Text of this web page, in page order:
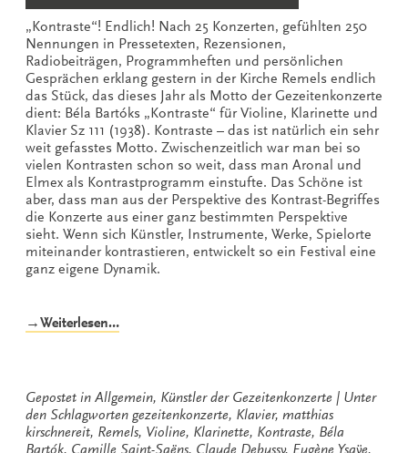
„Kontraste“! Endlich! Nach 25 Konzerten, gefühlten 250
Nennungen in Pressetexten, Rezensionen,
Radiobeiträgen, Programmheften und persönlichen
Gesprächen erklang gestern in der Kirche Remels endlich
das Stück, das dieses Jahr als Motto der Gezeitenkonzerte
dient: Béla Bartóks „Kontraste“ für Violine, Klarinette und
Klavier Sz 111 (1938). Kontraste – das ist natürlich ein sehr
weit gefasstes Motto. Zwischenzeitlich war man bei so
vielen Kontrasten schon so weit, dass man Aronal und
Elmex als Kontrastprogramm einstufte. Das Schöne ist
aber, dass man aus der Perspektive des Kontrast-Begriffes
die Konzerte aus einer ganz bestimmten Perspektive
sieht. Wenn sich Künstler, Instrumente, Werke, Spielorte
miteinander kontrastieren, entwickelt so ein Festival eine
ganz eigene Dynamik.
→Weiterlesen…„Kontrastprogramm“
Gepostet in Allgemein, Künstler der Gezeitenkonzerte
Unter
den Schlagworten gezeitenkonzerte, Klavier, matthias
kirschnereit, Remels, Violine, Klarinette, Kontraste, Béla
Bartók, Camille Saint-Saëns, Claude Debussy, Eugène Ysaÿe,